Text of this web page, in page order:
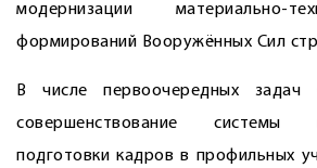
модернизации материально-
формирований Вооружённых Сил
В числе первоочередных задач
совершенствование системы
подготовки кадров в профильных